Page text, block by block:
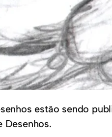
estão sendo
Desenhos.